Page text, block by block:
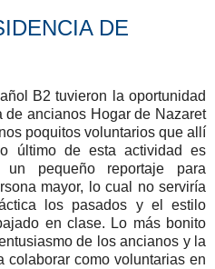
DE
B2 tuvieron la oportunidad
ancianos Hogar de Nazaret
poquitos voluntarios que allí
último de esta actividad es
pequeño reportaje para
mayor, lo cual no serviría
los pasados y el estilo
en clase. Lo más bonito
de los ancianos y la
colaborar como voluntarias en